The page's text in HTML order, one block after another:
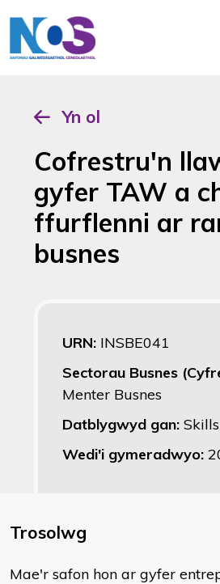
Yn ol
Cofrestru'n
gyfer TAW a
ffurflenni ar
busnes
URN: INSBE041
Sectorau Busnes
Menter Busnes
Datblygwyd gan:
Wedi'i gymeradwyo:
Trosolwg
Mae'r safon hon ar gyfer